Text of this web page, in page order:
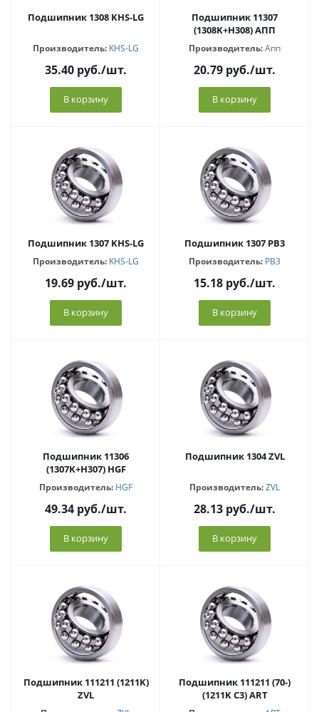
Подшипник 1308 KHS-LG
Производитель: KHS-LG
35.40 руб./шт.
В корзину
Подшипник 11307
(1308K+H308) АПП
Производитель:Апп
20.79 руб./шт.
В корзину
Подшипник 1307 KHS-LG
Производитель: KHS-LG
19.69 руб./шт.
В корзину
Подшипник 1307 PB3
Производитель: PB3
15.18 руб./шт.
В корзину
Подшипник 11306
(1307K+H307) HGF
Производитель: HGF
49.34 руб./шт.
В корзину
Подшипник 1304 ZVL
Производитель:ZVL
28.13 руб./шт.
В корзину
Подшипник 111211 (1211K)
ZVL
Подшипник 111211 (70-)
(1211K C3) ART